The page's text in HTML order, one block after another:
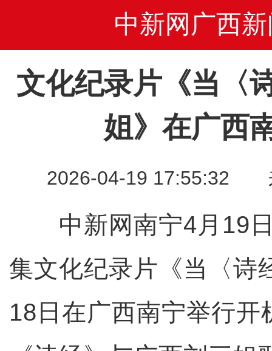
中新网广西新
文化纪录片《当〈
姐》在广西
2026-04-19 17:55:32
中新网南宁4月19日
集文化纪录片《当〈诗
18日在广西南宁举行开